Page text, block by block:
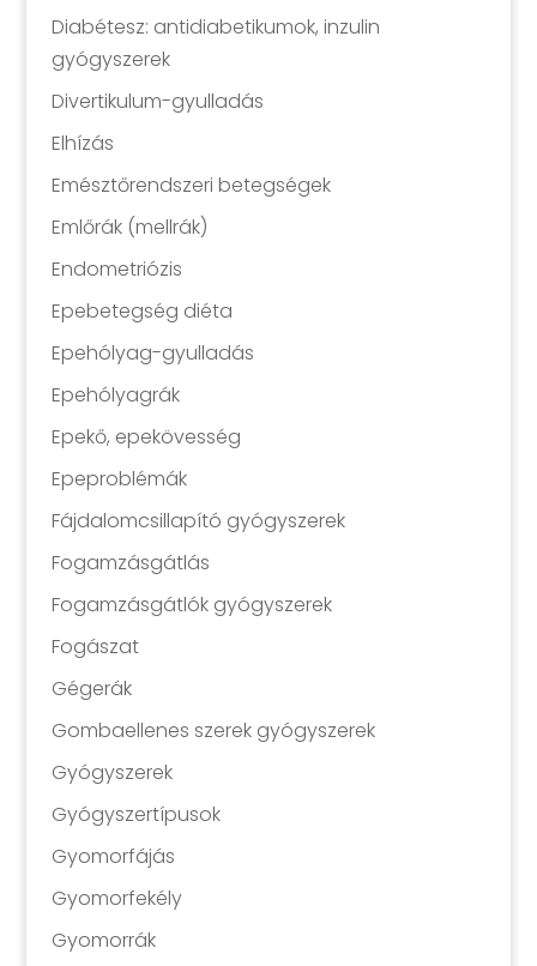
Diabétesz: antidiabetikumok, inzulin
gyógyszerek
Divertikulum-gyulladás
Elhízás
Emésztőrendszeri betegségek
Emlőrák (mellrák)
Endometriózis
Epebetegség diéta
Epehólyag-gyulladás
Epehólyagrák
Epekő, epekövesség
Epeproblémák
Fájdalomcsillapító gyógyszerek
Fogamzásgátlás
Fogamzásgátlók gyógyszerek
Fogászat
Gégerák
Gombaellenes szerek gyógyszerek
Gyógyszerek
Gyógyszertípusok
Gyomorfájás
Gyomorfekély
Gyomorrák